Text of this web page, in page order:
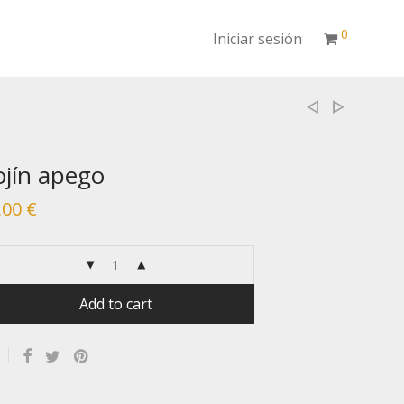
Iniciar sesión 0
apego
€
Add to cart